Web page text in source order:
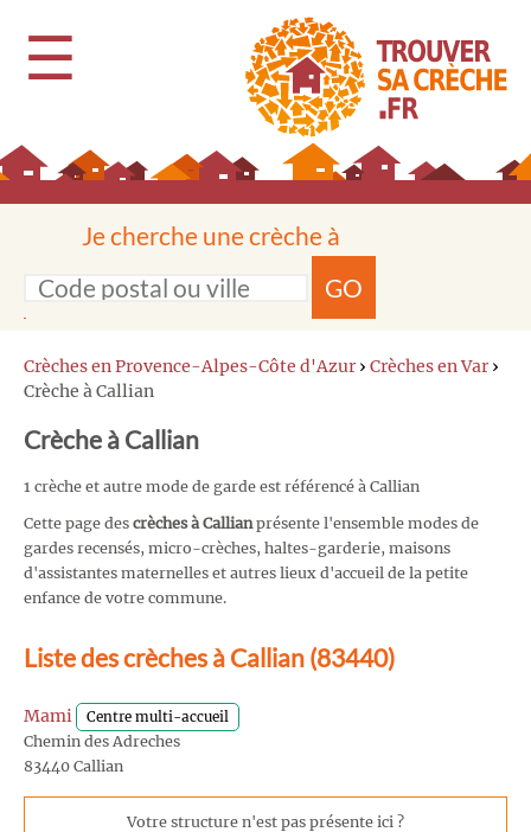
☰
Je cherche une crèche à
GO
Crèches en Provence-Alpes-Côte d'Azur › Crèches en Var ›
Crèche à Callian
Crèche à Callian
1 crèche et autre mode de garde est référencé à Callian
Cette page des crèches à Callian présente l'ensemble modes de
gardes recensés, micro-crèches, haltes-garderie, maisons
d'assistantes maternelles et autres lieux d'accueil de la petite
enfance de votre commune.
Liste des crèches à Callian (83440)
Mami Centre multi-accueil
Chemin des Adreches
83440 Callian
Votre structure n'est pas présente ici ?